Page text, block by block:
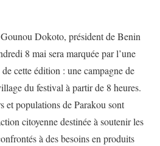
Dokoto, président de Benin
8 mai sera marquée par l’une
cette édition : une campagne de
du festival à partir de 8 heures.
et populations de Parakou sont
citoyenne destinée à soutenir les
à des besoins en produits